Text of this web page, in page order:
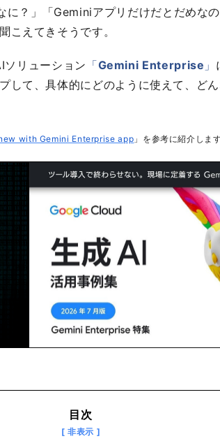
？」「Geminiアプリだけだとだめな
こえてきそうです。
リューション 「Gemini Enterprise 」
して、具体的にどのように使えて、ど
with Gemini Enterprise app 」を参考に紹介します
目次